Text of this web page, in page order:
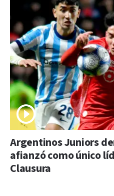
Argentinos Juniors
afianzó como único
Clausura